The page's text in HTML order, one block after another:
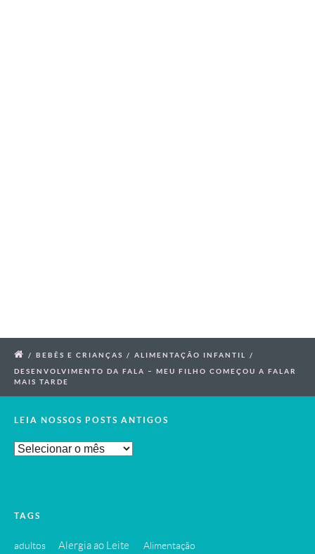
/ BEBÊS E CRIANÇAS / ALIMENTAÇÃO INFANTIL /
DESENVOLVIMENTO DA FALA – MEU FILHO COMEÇOU A FALAR
MAIS TARDE
LEIA NOSSOS POSTS ANTIGOS
Leia
TAGS
adultos Alergia ao Leite Alimentação